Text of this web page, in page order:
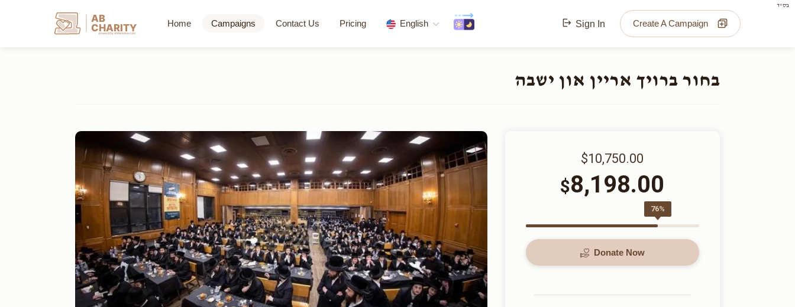
בס"ד
AB
CHARITY
powerd by ahblicklive.com
Home Campaigns Contact Us Pricing English Sign In Create A Campaign
בחור ברויך אריין און ישבה
$10,750.00
$8,198.00
76%
Donate Now